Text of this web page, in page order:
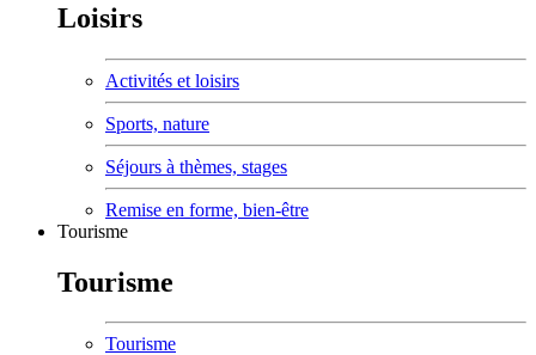
Loisirs
Activités et loisirs
Sports, nature
Séjours à thèmes, stages
Remise en forme, bien-être
Tourisme
Tourisme
Tourisme